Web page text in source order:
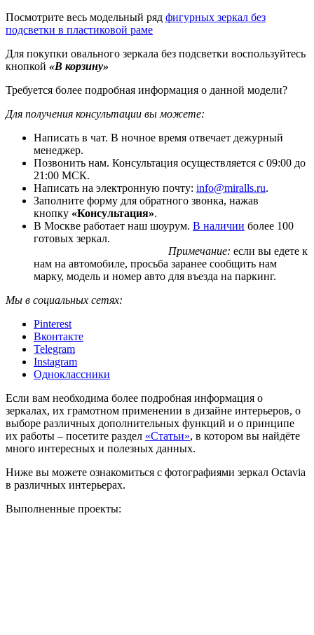
Посмотрите весь модельный ряд фигурных зеркал без
подсветки в пластиковой раме
Для покупки овального зеркала без подсветки воспользуйтесь
кнопкой «В корзину»
Требуется более подробная информация о данной модели?
Для получения консультации вы можете:
Написать в чат. В ночное время отвечает дежурный
менеджер.
Позвонить нам. Консультация осуществляется с 09:00 до
21:00 МСК.
Написать на электронную почту: info@miralls.ru.
Заполните форму для обратного звонка, нажав
кнопку «Консультация».
В Москве работает наш шоурум. В наличии более 100
готовых зеркал.
Примечание: если вы едете к
нам на автомобиле, просьба заранее сообщить нам
марку, модель и номер авто для въезда на паркинг.
Мы в социальных сетях:
Pinterest
Вконтакте
Telegram
Instagram
Одноклассники
Если вам необходима более подробная информация о
зеркалах, их грамотном применении в дизайне интерьеров, о
выборе различных дополнительных функций и о принципе
их работы – посетите раздел «Статьи», в котором вы найдёте
много интересных и полезных данных.
Ниже вы можете ознакомиться с фотографиями зеркал Octavia
в различных интерьерах.
Выполненные проекты: